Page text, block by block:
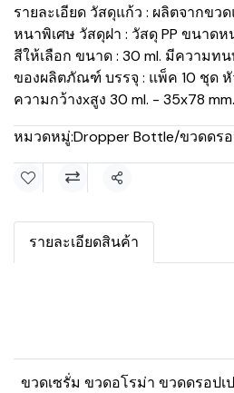
รายละเอียด วัสดุแก้ว : ผลิตจากข
หนาพิเศษ วัสดุฝา : วัสดุ PP ขนาด
สีให้เลือก ขนาด : 30 ml. มีความท
ของผลิตภัณฑ์ บรรจุ : แพ็ค 10 ชุด
ความกว้างxสูง 30 ml. - 35x78 mm.
หมวดหมู่:Dropper Bottle/ขวดดรอ
แชร์
รายละเอียดสินค้า
ขวดเซรั่ม ขวดอโรม่า ขวดดรอปเ